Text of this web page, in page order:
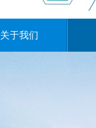
关于我们